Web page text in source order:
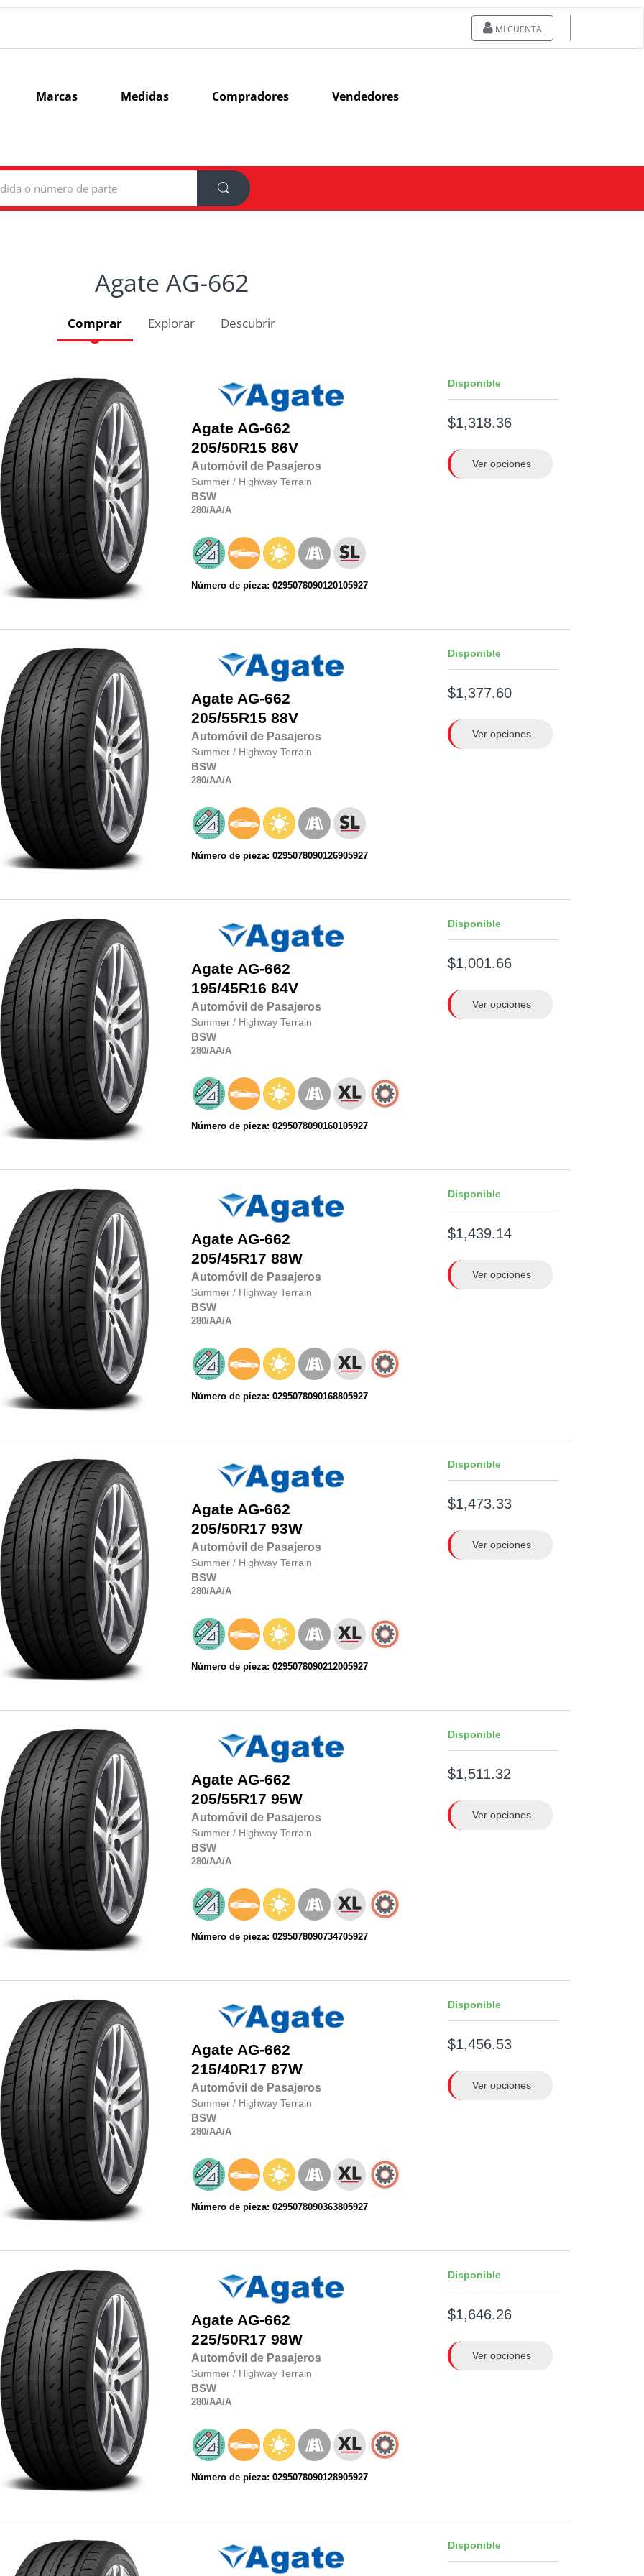
MI CUENTA
Marcas Medidas Compradores Vendedores
Agate AG-662
Comprar Explorar Descubrir
Agate AG-662
205/50R15 86V
Automóvil de Pasajeros
Summer / Highway Terrain
BSW
280/AA/A
Número de pieza: 0295078090120105927
Disponible
$1,318.36
Ver opciones
Agate AG-662
205/55R15 88V
Automóvil de Pasajeros
Summer / Highway Terrain
BSW
280/AA/A
Número de pieza: 0295078090126905927
Disponible
$1,377.60
Ver opciones
Agate AG-662
195/45R16 84V
Automóvil de Pasajeros
Summer / Highway Terrain
BSW
280/AA/A
Número de pieza: 0295078090160105927
Disponible
$1,001.66
Ver opciones
Agate AG-662
205/45R17 88W
Automóvil de Pasajeros
Summer / Highway Terrain
BSW
280/AA/A
Número de pieza: 0295078090168805927
Disponible
$1,439.14
Ver opciones
Agate AG-662
205/50R17 93W
Automóvil de Pasajeros
Summer / Highway Terrain
BSW
280/AA/A
Número de pieza: 0295078090212005927
Disponible
$1,473.33
Ver opciones
Agate AG-662
205/55R17 95W
Automóvil de Pasajeros
Summer / Highway Terrain
BSW
280/AA/A
Número de pieza: 0295078090734705927
Disponible
$1,511.32
Ver opciones
Agate AG-662
215/40R17 87W
Automóvil de Pasajeros
Summer / Highway Terrain
BSW
280/AA/A
Número de pieza: 0295078090363805927
Disponible
$1,456.53
Ver opciones
Agate AG-662
225/50R17 98W
Automóvil de Pasajeros
Summer / Highway Terrain
BSW
280/AA/A
Número de pieza: 0295078090128905927
Disponible
$1,646.26
Ver opciones
Disponible